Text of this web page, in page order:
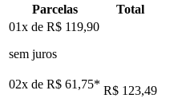
Parcelas
Total
01x de R$ 119,90
sem juros
02x de R$ 61,75* R$ 123,49